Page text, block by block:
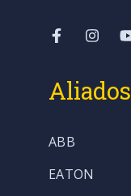
Aliados
ABB
EATON